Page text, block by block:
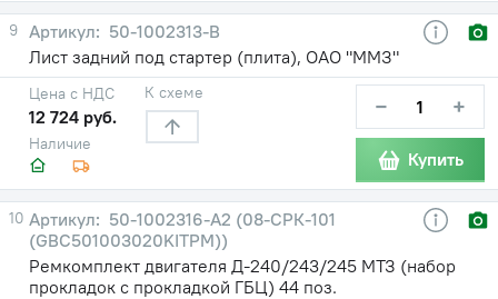
9
50-1002313-В
Лист задний под стартер (плита), ОАО "ММЗ"
Наличие
Цена с НДС
12 724 руб.
К схеме − +
Купить
10
50-1002316-А2 (08-СРК-101
(GBC501003020KITPM))
Ремкомплект двигателя Д-240/243/245 МТЗ (набор
прокладок с прокладкой ГБЦ) 44 поз.